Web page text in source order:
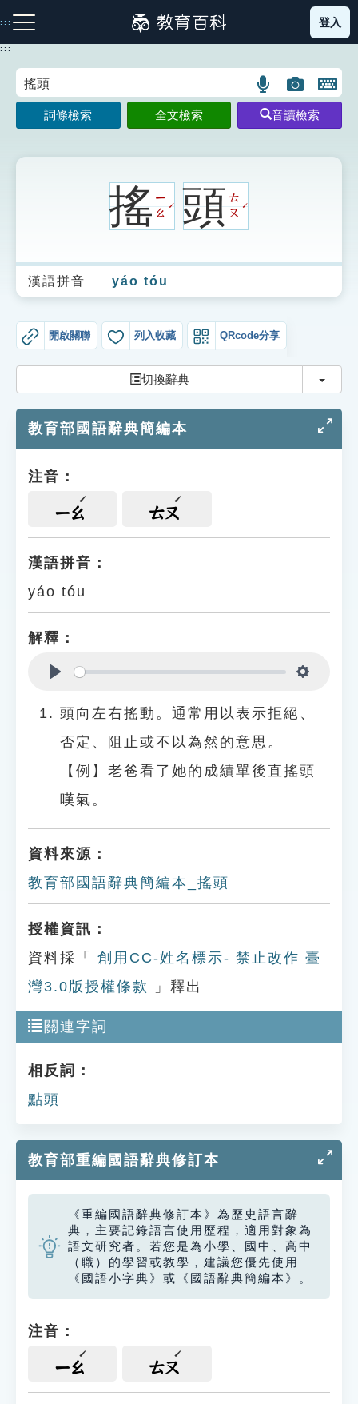
到
主
:::
注音索引圖示 筆畫索引圖示 部首索引表圖示
生字詞彙表
成語故事
索引選單
單字索引
遊戲專區
貓頭鷹博士
登入
:::
語
言
搜
圖
片
搜
開
鍵
圖
詞條檢索 全文檢索 音讀檢索
搖ㄧ
ㄠ
ˊ 頭ㄊ
ㄡ
ˊ
漢語拼音 yáo tóu
開啟關聯 列入收藏 QRcode分享
切換辭典 切換
教育部國語辭典簡編本
注音：
ㄧㄠ ㄊㄡ
漢語拼音：
yáo tóu
解釋：
頭向左右搖動。通常用以表示拒絕、
否定、阻止或不以為然的意思。
【例】老爸看了她的成績單後直搖頭
嘆氣。
資料來源：
教育部國語辭典簡編本_搖頭
授權資訊：
資料採「
創用CC-姓名標示- 禁止改作 臺
灣3.0版授權條款
」釋出
關連字詞
相反詞：
點頭
教育部重編國語辭典修訂本
《重編國語辭典修訂本》為歷史語言辭
典，主要記錄語言使用歷程，適用對象為
語文研究者。若您是為小學、國中、高中
（職）的學習或教學，建議您優先使用
《國語小字典》或《國語辭典簡編本》。
注音：
ㄧㄠ ㄊㄡ